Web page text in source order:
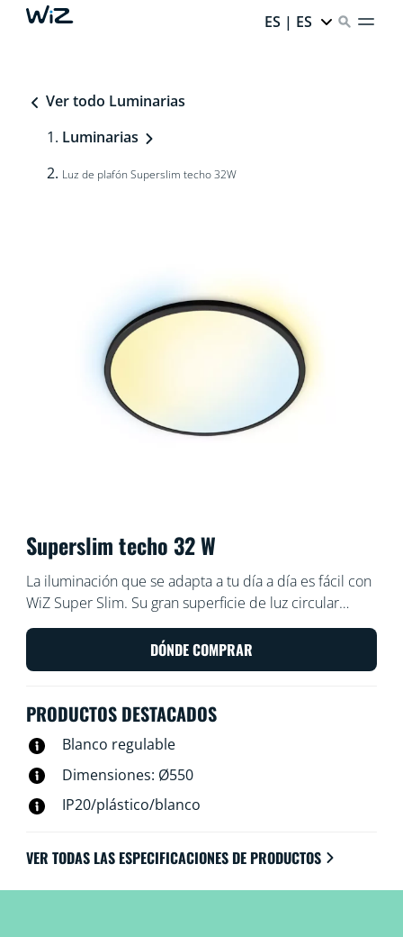
ES | ES
Ver todo Luminarias
Luminarias
Luz de plafón Superslim techo 32W
Superslim techo 32 W
La iluminación que se adapta a tu día a día es fácil con
WiZ Super Slim. Su gran superficie de luz circular
inunda la habitación con una luz azul fría que favorece
la atención y la concentración y se atenúa en un color
suave y cálido que ayuda a relajarse.
DÓNDE COMPRAR
PRODUCTOS DESTACADOS
Blanco regulable
Dimensiones: Ø550
IP20/plástico/blanco
VER TODAS LAS ESPECIFICACIONES DE PRODUCTOS